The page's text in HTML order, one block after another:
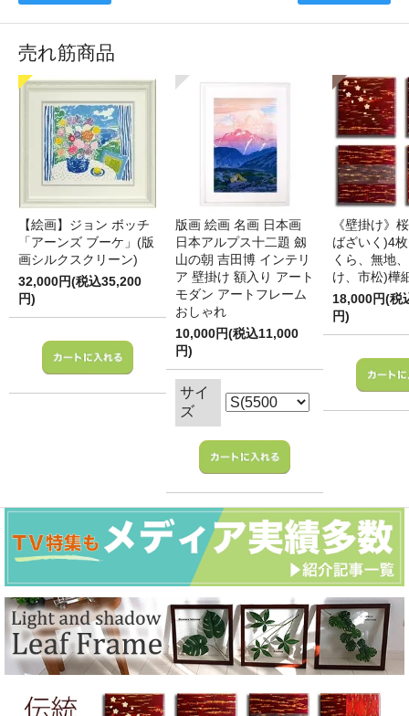
売れ筋商品
【絵画】ジョン ボッチ
「アーンズ ブーケ」(版
画シルクスクリーン)
32,000円(税込35,200
円)
版画 絵画 名画 日本画
日本アルプス十二題 劔
山の朝 吉田博 インテリ
ア 壁掛け 額入り アート
モダン アートフレーム
おしゃれ
10,000円(税込11,000
円)
サイ
ズ
《壁掛け》
ばざいく)4
くら、無地
け、市松)樺
18,000円(税
円)